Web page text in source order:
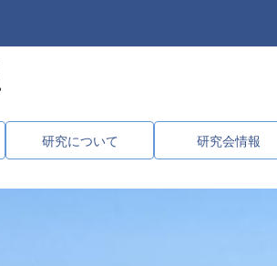
研究について 研究会情報